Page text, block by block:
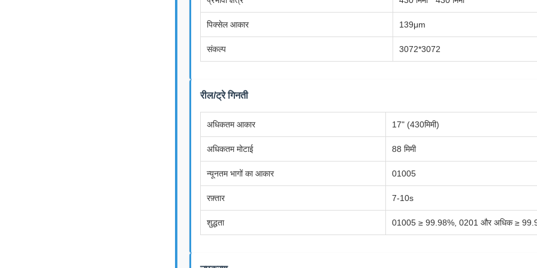
पिक्सेल आकार 139μm
संकल्प 3072*3072
रील/ट्रे गिनती
अधिकतम आकार 17" (430मिमी)
अधिकतम मोटाई 88 मिमी
न्यूनतम भागों का आकार 01005
रफ़्तार 7-10s
शुद्धता 01005 ≥ 99.98%, 0201 और अधिक ≥